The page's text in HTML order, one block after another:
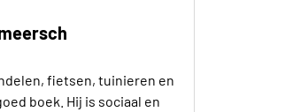
fietsen, tuinieren en
boek. Hij is sociaal en